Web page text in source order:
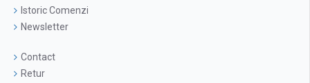
Istoric Comenzi
Newsletter
Contact
Retur